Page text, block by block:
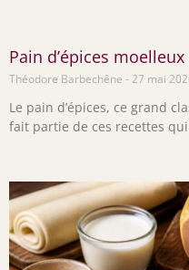
Pain d’épices
Théodore Barbechêne 27 mai
Le pain d’épices, ce grand
fait partie de ces recettes qui